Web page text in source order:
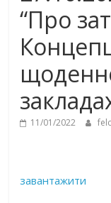
“Про
11/01/2022
завантажити